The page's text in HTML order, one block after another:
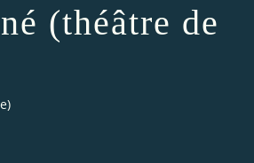
(théâtre de